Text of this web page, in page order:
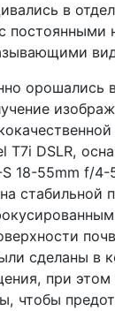
в
постоянными
орошались
T7i DSLR,
18-55mm f/4-
стабильной
сделаны в
при этом
чтобы